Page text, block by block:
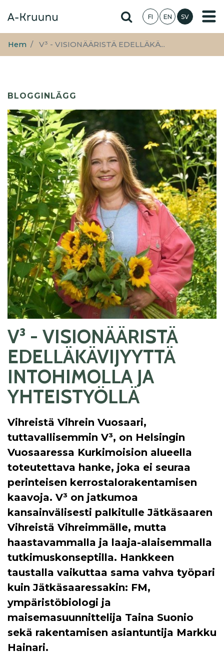
huvudinnehåll
Hae sivustolta
FI EN SV
Hem V³ - VISIONÄÄRISTÄ EDELLÄKÄ...
BLOGGINLÄGG
V³ - VISIONÄÄRISTÄ
EDELLÄKÄVIJYYTTÄ
INTOHIMOLLA JA
YHTEISTYÖLLÄ
Vihreistä Vihrein Vuosaari,
tuttavallisemmin V³, on Helsingin
Vuosaaressa Kurkimoision alueella
toteutettava hanke, joka ei seuraa
perinteisen kerrostalorakentamisen
kaavoja. V³ on jatkumoa
kansainvälisesti palkitulle Jätkäsaaren
Vihreistä Vihreimmälle, mutta
haastavammalla ja laaja-alaisemmalla
tutkimuskonseptilla. Hankkeen
taustalla vaikuttaa sama vahva työpari
kuin Jätkäsaaressakin: FM,
ympäristöbiologi ja
maisemasuunnittelija Taina Suonio
sekä rakentamisen asiantuntija Markku
Hainari.